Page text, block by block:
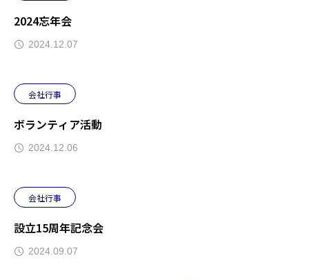
2024忘年会
2024.12.07
会社行事
ボランティア活動
2024.12.06
会社行事
設立15周年記念会
2024.09.07